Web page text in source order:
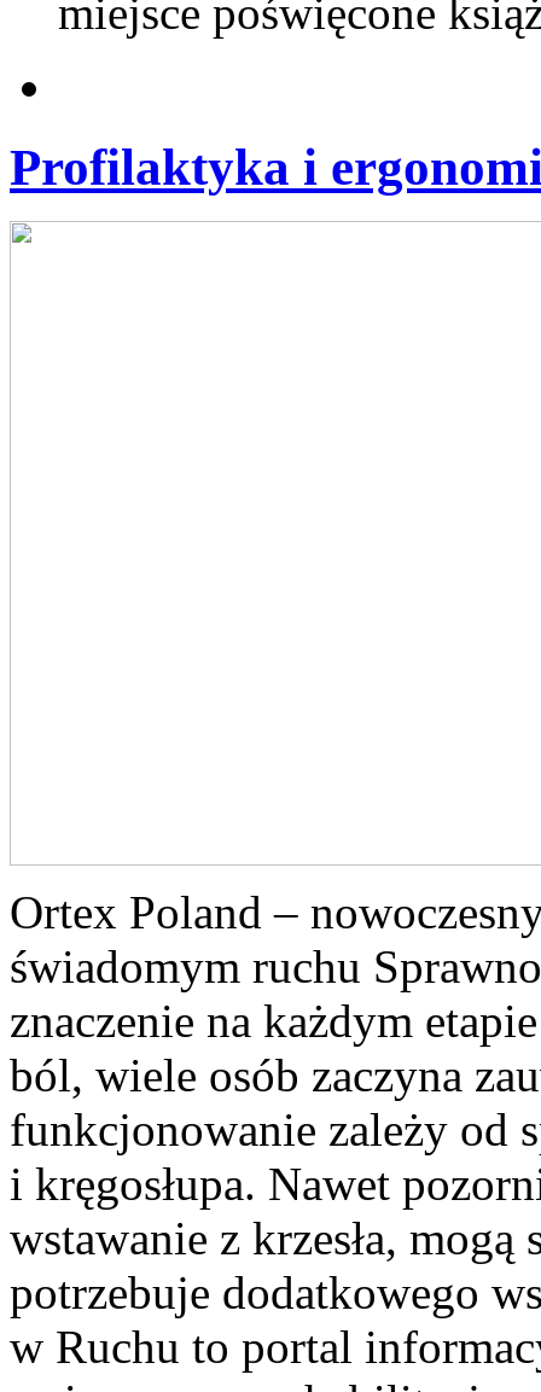
miejsce poświęcone
Profilaktyka i
Ortex Poland –
świadomym ruchu
znaczenie na każdym
ból, wiele osób zaczyna
funkcjonowanie zależy od
i kręgosłupa. Nawet
wstawanie z krzesła,
potrzebuje dodatkowego
w Ruchu to portal